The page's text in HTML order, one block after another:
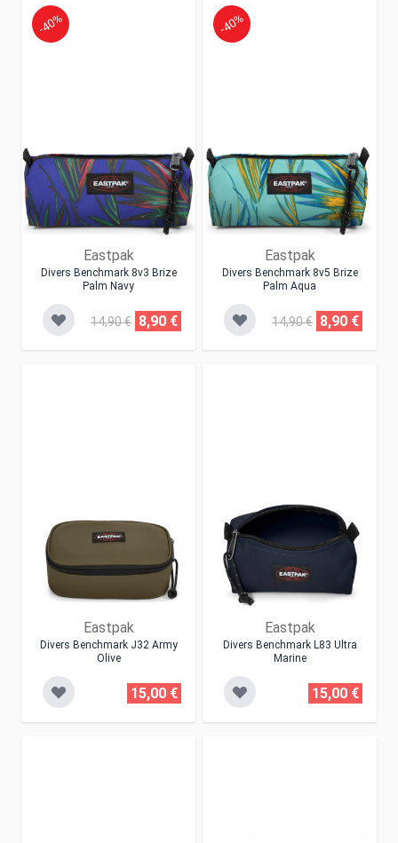
Eastpak
Divers Benchmark 8v3 Brize
Palm Navy
-40%
14,90 € 8,90 €
Eastpak
Divers Benchmark 8v5 Brize
Palm Aqua
-40%
14,90 € 8,90 €
Eastpak
Divers Benchmark J32 Army
Olive
15,00 €
Eastpak
Divers Benchmark L83 Ultra
Marine
15,00 €